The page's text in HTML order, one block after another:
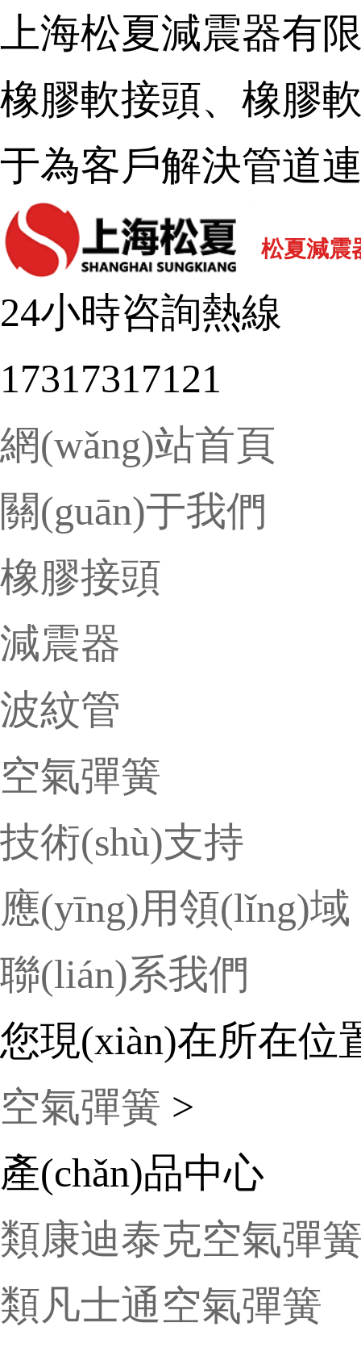
上海松夏減震器有
橡膠軟接頭、橡
于為客戶解決管道
松夏減震
24小時咨詢熱線
17317317121
網(wǎng)站首頁
關(guān)于我們
橡膠接頭
減震器
波紋管
空氣彈簧
技術(shù)支持
應(yīng)用領(lǐng)域
聯(lián)系我們
您現(xiàn)在所在位
空氣彈簧 >
產(chǎn)品中心
類康迪泰克空氣彈
類凡士通空氣彈簧